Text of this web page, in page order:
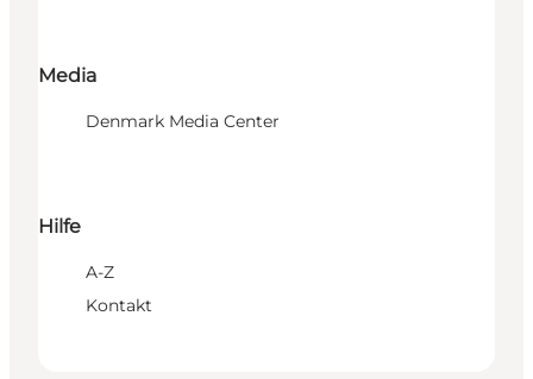
Media
Denmark Media Center
Hilfe
A-Z
Kontakt